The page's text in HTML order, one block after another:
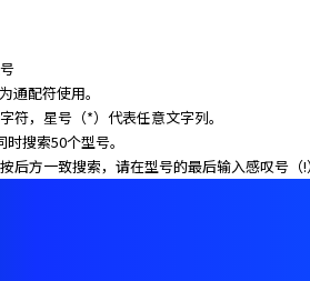
通配符使用。
符，星号（*）代表任意文字列。
搜索50个型号。
后方一致搜索，请在型号的最后输入感叹号（